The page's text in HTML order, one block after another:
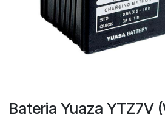
Bateria Yuaza YTZ7V